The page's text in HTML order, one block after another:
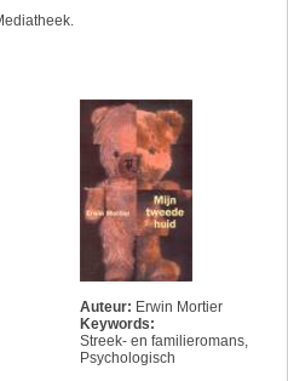
Auteur: Erwin Mortier
Keywords:
Streek- en familieromans,
Psychologisch